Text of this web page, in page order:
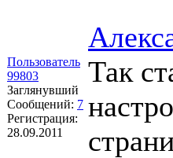
Пользователь
99803
Заглянувший
Сообщений: 7
Регистрация:
28.09.2011
Так